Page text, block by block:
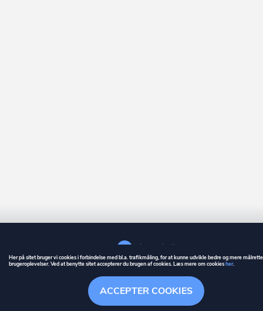
Søgehistorik Menu
GUIDE BETINGELSER
er et registreret varemærke tilhørende ownr ApS – CVR nr.: 36 40 88
Stationsparken 26. 2., 2600 Glostrup, info@ownr.dk
ACCEPTER COOKIES
Her på sitet bruger vi cookies i forbindelse med bl.a. trafikmåling, for at kunne udvikle bedre og mere
brugeroplevelser. Ved at benytte sitet accepterer du brugen af cookies. Læs mere om cookiesher.